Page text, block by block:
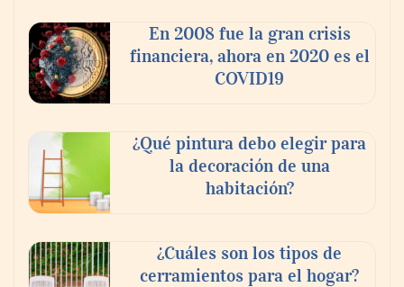
Ricardo Palacio EscobarEn 2008 fue la gran crisis
financiera, ahora en 2020 es el
COVID19
¿Qué pintura debo elegir para
la decoración de una
habitación?
¿Cuáles son los tipos de
cerramientos para el hogar?